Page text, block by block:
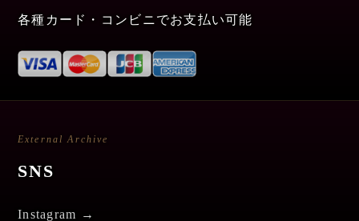
各種カード・コンビニでお支払い可能
External Archive
SNS
Instagram →